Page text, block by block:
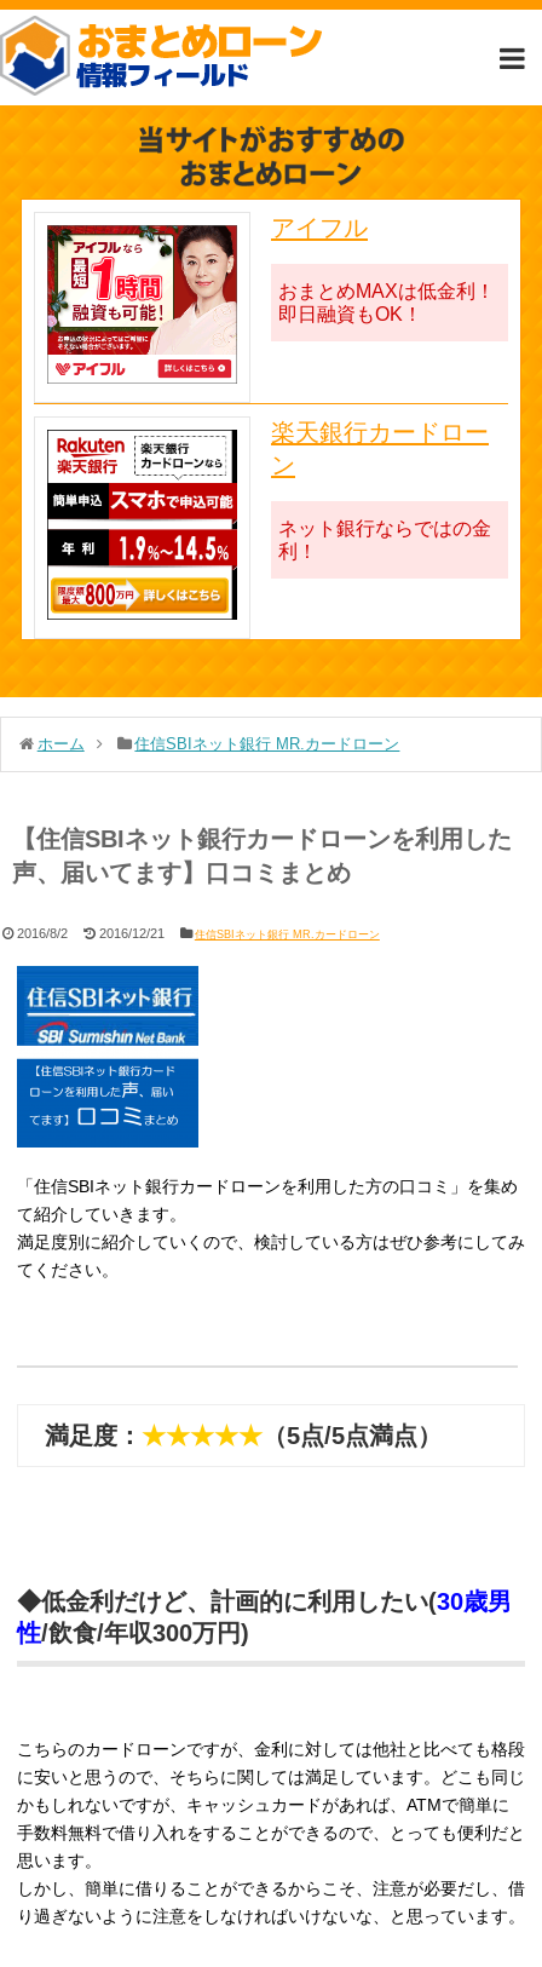
アイフル
おまとめMAXは低金利！
即日融資もOK！
楽天銀行カードロー
ン
ネット銀行ならではの金
利！
ホーム 住信SBIネット銀行 MR.カードローン
【住信SBIネット銀行カードローンを利用した
声、届いてます】口コミまとめ
2016/8/2 2016/12/21 住信SBIネット銀行 MR.カードローン
「住信SBIネット銀行カードローンを利用した方の口コミ」を集め
て紹介していきます。
満足度別に紹介していくので、検討している方はぜひ参考にしてみ
てください。
満足度： ★★★★★ （5点/5点満点）
◆低金利だけど、計画的に利用したい(30歳男
性/飲食/年収300万円)
こちらのカードローンですが、金利に対しては他社と比べても格段
に安いと思うので、そちらに関しては満足しています。どこも同じ
かもしれないですが、キャッシュカードがあれば、ATMで簡単に
手数料無料で借り入れをすることができるので、とっても便利だと
思います。
しかし、簡単に借りることができるからこそ、注意が必要だし、借
り過ぎないように注意をしなければいけないな、と思っています。